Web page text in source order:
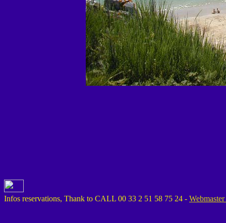
Infos reservations, Thank to CALL 00 33 2 51 58 75 24 - Webmaster